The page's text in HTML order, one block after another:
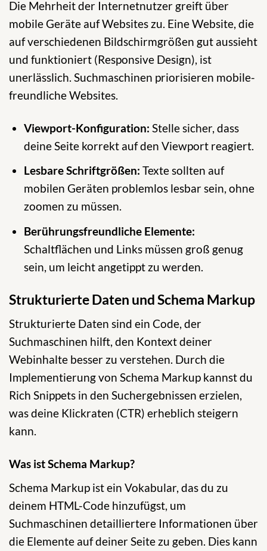
Die Mehrheit der Internetnutzer greift über
mobile Geräte auf Websites zu. Eine Website, die
auf verschiedenen Bildschirmgrößen gut aussieht
und funktioniert (Responsive Design), ist
unerlässlich. Suchmaschinen priorisieren mobile-
freundliche Websites.
Viewport-Konfiguration: Stelle sicher, dass
deine Seite korrekt auf den Viewport reagiert.
Lesbare Schriftgrößen: Texte sollten auf
mobilen Geräten problemlos lesbar sein, ohne
zoomen zu müssen.
Berührungsfreundliche Elemente:
Schaltflächen und Links müssen groß genug
sein, um leicht angetippt zu werden.
Strukturierte Daten und Schema Markup
Strukturierte Daten sind ein Code, der
Suchmaschinen hilft, den Kontext deiner
Webinhalte besser zu verstehen. Durch die
Implementierung von Schema Markup kannst du
Rich Snippets in den Suchergebnissen erzielen,
was deine Klickraten (CTR) erheblich steigern
kann.
Was ist Schema Markup?
Schema Markup ist ein Vokabular, das du zu
deinem HTML-Code hinzufügst, um
Suchmaschinen detailliertere Informationen über
die Elemente auf deiner Seite zu geben. Dies kann